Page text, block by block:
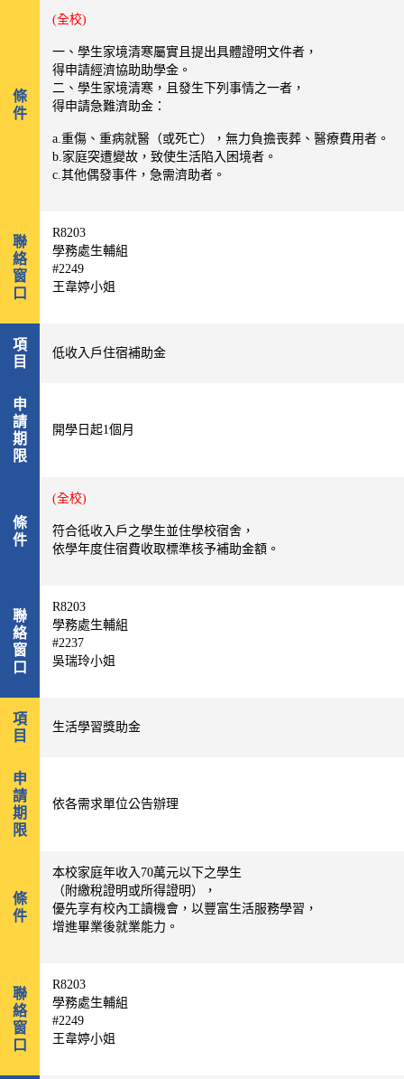
條
件
(全校)
一、學生家境清寒屬實且提出具體證明文件者，
得申請經濟協助助學金。
二、學生家境清寒，且發生下列事情之一者，
得申請急難濟助金：
a.重傷、重病就醫（或死亡），無力負擔喪葬、醫療費用者。
b.家庭突遭變故，致使生活陷入困境者。
c.其他偶發事件，急需濟助者。
聯
絡
窗
口
R8203
學務處生輔組
#2249
王韋婷小姐
項
目
低收入戶住宿補助金
申
請
期
限
開學日起1個月
條
件
(全校)
符合彽收入戶之學生並住學校宿舍，
依學年度住宿費收取標準核予補助金額。
聯
絡
窗
口
R8203
學務處生輔組
#2237
吳瑞玲小姐
項
目
生活學習獎助金
申
請
期
限
依各需求單位公告辦理
條
件
本校家庭年收入 70萬元以下之學生
（附繳稅證明或所得證明），
優先享有校內工讀機會，以豐富生活服務學習，
增進畢業後就業能力。
聯
絡
窗
口
R8203
學務處生輔組
#2249
王韋婷小姐